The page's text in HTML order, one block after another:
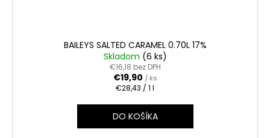
BAILEYS SALTED CARAMEL 0.70L 17%
Skladom (6 ks)
€16,18 bez DPH
€19,90 / ks
Jednotková
€28,43 / 1 l
DO KOŠÍKA